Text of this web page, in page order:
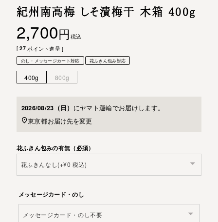
紀州南高梅 しそ漬梅干 木箱 400g
2,700
税込
[ 27 ポイント進呈 ]
のし・メッセージカート対応 花ふきん包み対応
400g 800g
2026/08/23（日） にヤマト運輸でお届けします。
東京都お届け先を変更
花ふきん包みの有無（必須）
メッセージカード・のし